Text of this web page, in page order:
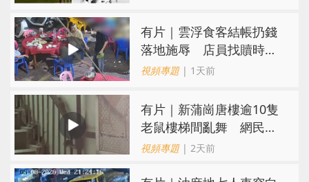
​有片｜雲浮食客結帳扔錢
落地施辱 店員找贖時還
施彼身獲老闆肯定
視頻專題| 1天前
有片｜新蒲崗唐樓逾10隻
老鼠樓梯間亂舞 網民嚇
親：每次經過都要好大勇
視頻專題| 2天前